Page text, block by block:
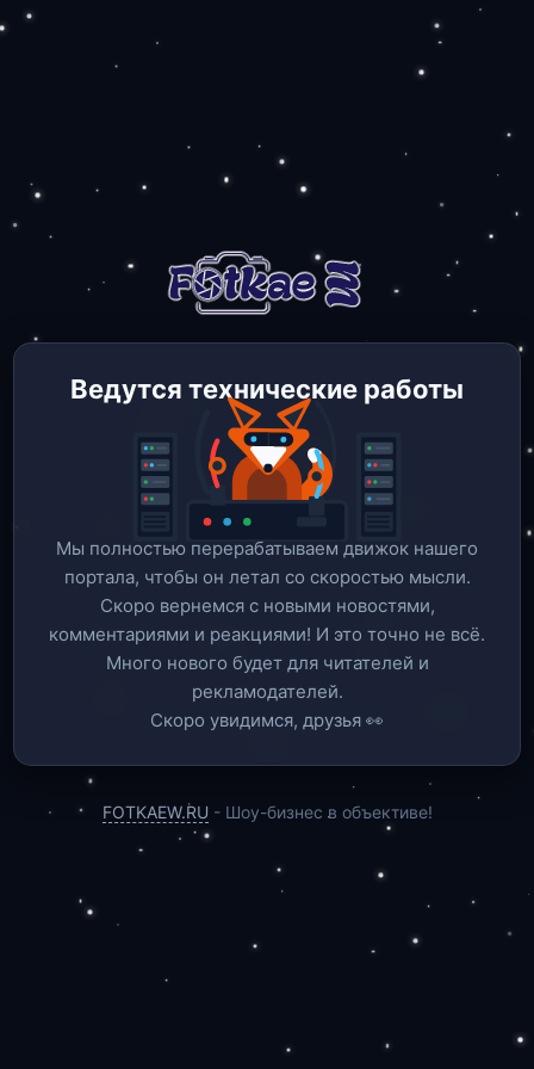
Ведутся технические работы
Мы полностью перерабатываем движок нашего
портала, чтобы он летал со скоростью мысли.
Скоро вернемся c новыми новостями,
комментариями и реакциями! И это точно не всё.
Много нового будет для читателей и
рекламодателей.
Скоро увидимся, друзья 👀
FOTKAEW.RU - Шоу-бизнес в объективе!